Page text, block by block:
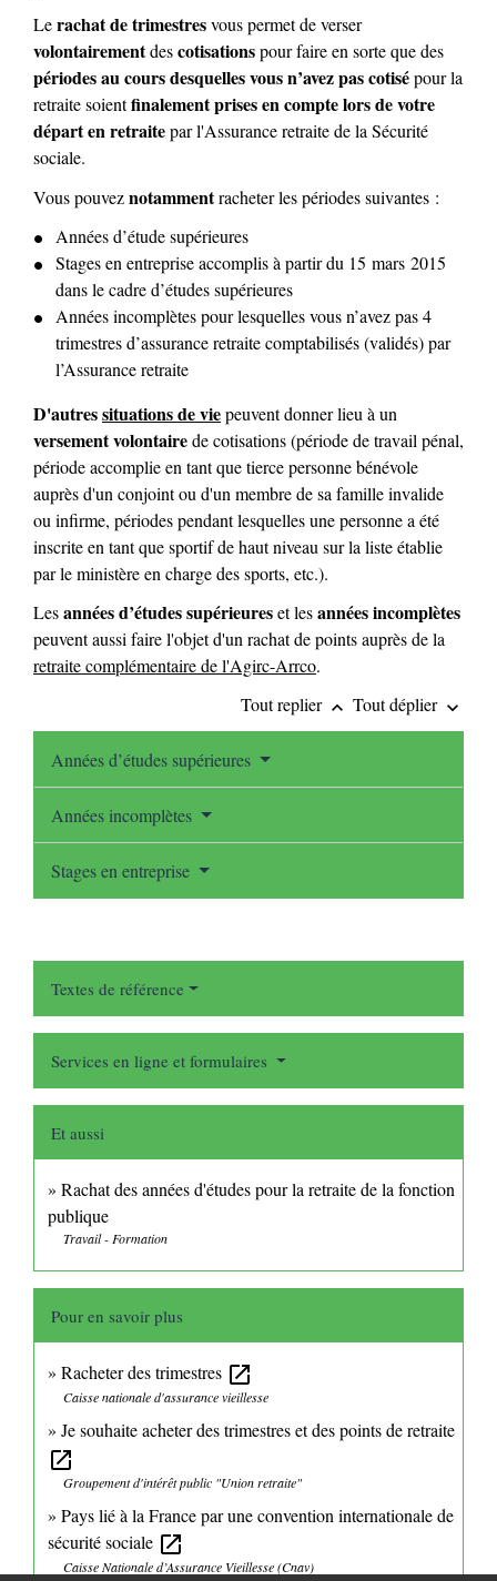
Lerachat de trimestresvous permet de verser
volontairementdescotisationspour faire en sorte que des
périodes au cours desquelles vous n’avez pas cotisépour la
retraite soientfinalement prises en compte lors de votre
départ en retraitepar l'Assurance retraite de la Sécurité
sociale.
Vous pouveznotammentracheter les périodes suivantes :
Années d’étude supérieures
Stages en entreprise accomplis à partir du 15 mars 2015
dans le cadre d’études supérieures
Années incomplètes pour lesquelles vous n’avez pas 4
trimestres d’assurance retraite comptabilisés (validés) par
l’Assurance retraite
D'autressituations de viepeuvent donner lieu à un
versement volontairede cotisations (période de travail pénal,
période accomplie en tant que tierce personne bénévole
auprès d'un conjoint ou d'un membre de sa famille invalide
ou infirme, périodes pendant lesquelles une personne a été
inscrite en tant que sportif de haut niveau sur la liste établie
par le ministère en charge des sports, etc.).
Lesannées d’études supérieureset lesannées incomplètes
peuvent aussi faire l'objet d'un rachat de points auprès de la
retraite complémentaire de l'Agirc-Arrco.
Tout replier keyboard_arrow_up Tout déplier keyboard_arrow_down
Années d’études supérieures
Années incomplètes
Stages en entreprise
Textes de référence
Services en ligne et formulaires
Et aussi
Rachat des années d'études pour la retraite de la fonction
publique
Travail - Formation
Pour en savoir plus
Racheter des trimestres open_in_new
Caisse nationale d'assurance vieillesse
Je souhaite acheter des trimestres et des points de retraite
open_in_new
Groupement d'intérêt public "Union retraite"
Pays lié à la France par une convention internationale de
sécurité sociale open_in_new
Caisse Nationale d’Assurance Vieillesse (Cnav)